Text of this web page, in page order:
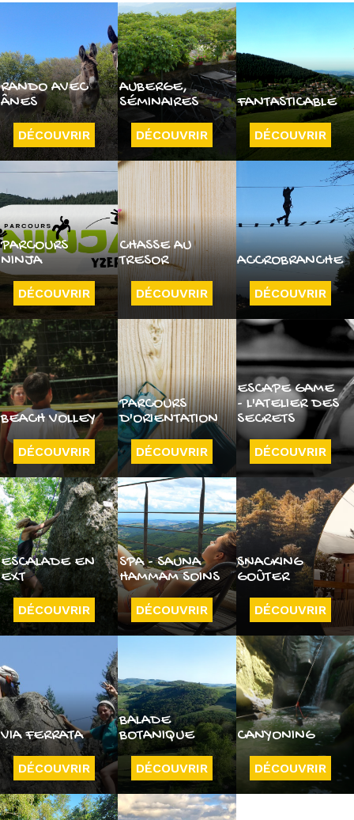
RANDO AVEC
ÂNES
DÉCOUVRIR
AUBERGE,
SÉMINAIRES
DÉCOUVRIR
FANTASTICABLE
DÉCOUVRIR
PARCOURS
NINJA
DÉCOUVRIR
CHASSE AU
TRESOR
DÉCOUVRIR
ACCROBRANCHE
DÉCOUVRIR
BEACH VOLLEY
DÉCOUVRIR
PARCOURS
D'ORIENTATION
DÉCOUVRIR
ESCAPE GAME
- L'ATELIER DES
SECRETS
DÉCOUVRIR
ESCALADE EN
EXT
DÉCOUVRIR
SPA - SAUNA
HAMMAM SOINS
DÉCOUVRIR
SNACKING
GOÛTER
DÉCOUVRIR
VIA FERRATA
DÉCOUVRIR
BALADE
BOTANIQUE
DÉCOUVRIR
CANYONING
DÉCOUVRIR